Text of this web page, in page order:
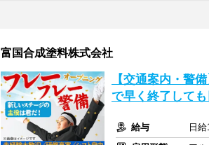
富国合成塗料株式会社
【交通案内・警
で早く終了して
給与
日